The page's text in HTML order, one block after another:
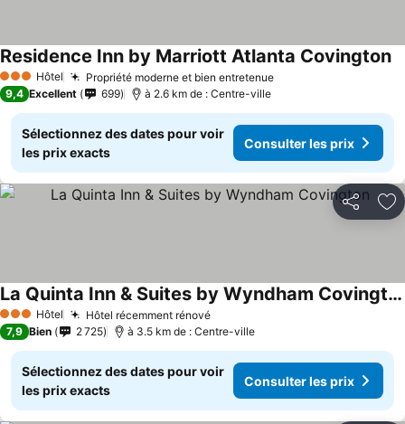
3 ÉtoilesHôtel Propriété moderne et bien entretenueConsulter les prix
Residence Inn by Marriott Atlanta Covington
9,4 Excellent 699 à 2.6 km de : Centre-ville
Sélectionnez des dates pour voir
les prix exacts
Consulter les prix
Partager
3 ÉtoilesHôtel Hôtel récemment rénovéConsulter les prix
La Quinta Inn & Suites by Wyndham Covington
Consulter les prix
7,9 Bien 2 725 à 3.5 km de : Centre-ville
Sélectionnez des dates pour voir
les prix exacts
Consulter les prix